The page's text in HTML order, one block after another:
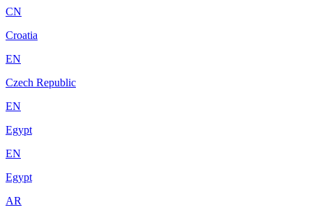
CN
Croatia
EN
Czech Republic
EN
Egypt
EN
Egypt
AR